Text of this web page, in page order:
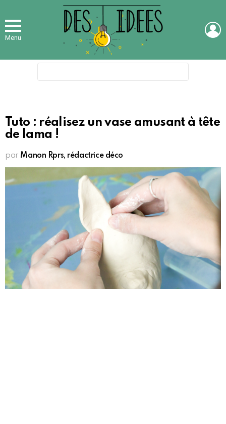
Menu
Tuto : réalisez un vase amusant à tête
de lama !
par Manon Rprs, rédactrice déco